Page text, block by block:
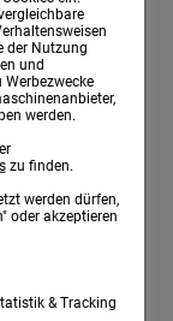
der Nutzung
und
werden.
zu finden.
werden dürfen,
oder akzeptieren
Cookies, die für
& Tracking
culta, Radix
Rücksprache
bzw.
sich um
RH